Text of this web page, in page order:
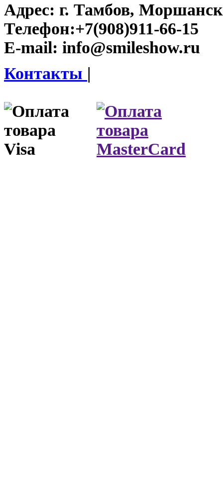
Адрес: г. Тамбов,
Телефон:+7(908)911-66-15
E-mail: info@smileshow.ru
Контакты |